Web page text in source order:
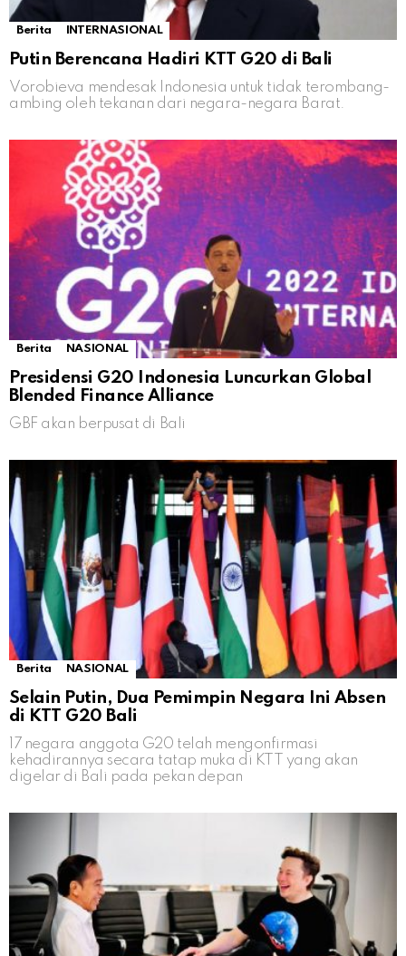
Berita INTERNASIONAL
Putin Berencana Hadiri KTT G20 di Bali
Vorobieva mendesak Indonesia untuk tidak terombang-
ambing oleh tekanan dari negara-negara Barat.
Berita NASIONAL
Presidensi G20 Indonesia Luncurkan Global
Blended Finance Alliance
GBF akan berpusat di Bali
Berita NASIONAL
Selain Putin, Dua Pemimpin Negara Ini Absen
di KTT G20 Bali
17 negara anggota G20 telah mengonfirmasi
kehadirannya secara tatap muka di KTT yang akan
digelar di Bali pada pekan depan